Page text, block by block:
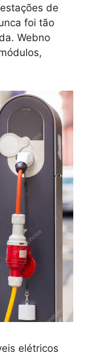
de
foi tão
Webno
elétricos